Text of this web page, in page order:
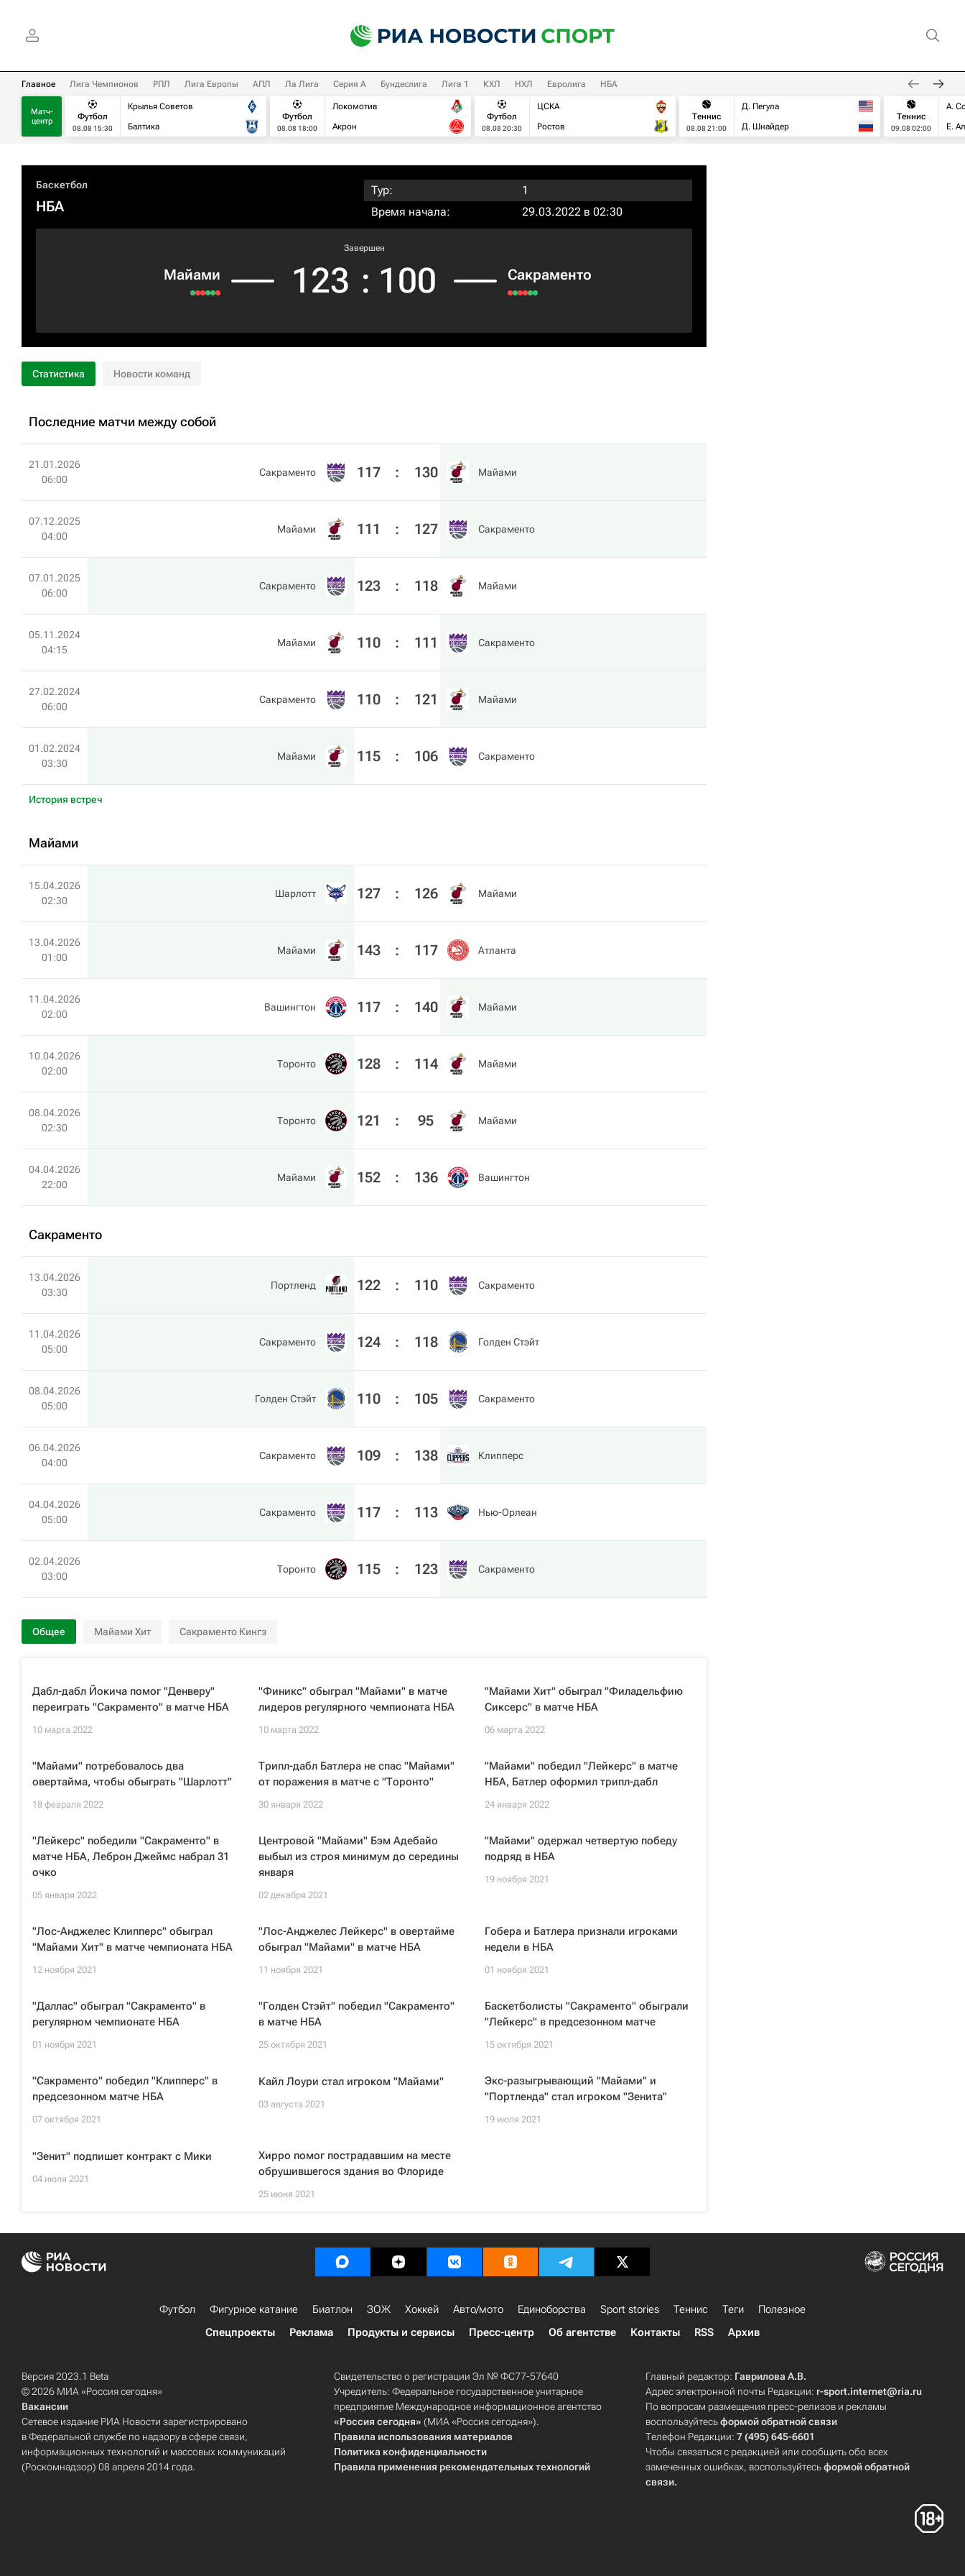
Главное Лига Чемпионов РПЛ Лига Европы АПЛ Ла Лига Серия А Бундеслига Лига 1 КХЛ НХЛ Евролига НБА
Матч-
центр
Футбол
08.08 15:30
Крылья Советов
Балтика
Футбол
08.08 18:00
Локомотив
Акрон
Футбол
08.08 20:30
ЦСКА
Ростов
Теннис
08.08 21:00
Д. Пегула
Д. Шнайдер
Теннис
09.08 02:00
А.
Е.
Баскетбол
НБА
Тур:
1
Время начала:
29.03.2022 в 02:30
Майами
Завершен
123 : 100 Сакраменто
Статистика Новости команд
Последние матчи между собой
21.01.2026
06:00
Сакраменто 117 : 130 Майами
07.12.2025
04:00
Майами 111 : 127 Сакраменто
07.01.2025
06:00
Сакраменто 123 : 118 Майами
05.11.2024
04:15
Майами 110 : 111 Сакраменто
27.02.2024
06:00
Сакраменто 110 : 121 Майами
01.02.2024
03:30
Майами 115 : 106 Сакраменто
История встреч
Майами
15.04.2026
02:30
Шарлотт 127 : 126 Майами
13.04.2026
01:00
Майами 143 : 117 Атланта
11.04.2026
02:00
Вашингтон 117 : 140 Майами
10.04.2026
02:00
Торонто 128 : 114 Майами
08.04.2026
02:30
Торонто 121 : 95 Майами
04.04.2026
22:00
Майами 152 : 136 Вашингтон
Сакраменто
13.04.2026
03:30
Портленд 122 : 110 Сакраменто
11.04.2026
05:00
Сакраменто 124 : 118 Голден Стэйт
08.04.2026
05:00
Голден Стэйт 110 : 105 Сакраменто
06.04.2026
04:00
Сакраменто 109 : 138 Клипперс
04.04.2026
05:00
Сакраменто 117 : 113 Нью-Орлеан
02.04.2026
03:00
Торонто 115 : 123 Сакраменто
Общее Майами Хит Сакраменто Кингз
Дабл-дабл Йокича помог "Денверу"
переиграть "Сакраменто" в матче НБА
10 марта 2022
"Финикс" обыграл "Майами" в матче
лидеров регулярного чемпионата НБА
10 марта 2022
"Майами Хит" обыграл "Филадельфию
Сиксерс" в матче НБА
06 марта 2022
"Майами" потребовалось два
овертайма, чтобы обыграть "Шарлотт"
18 февраля 2022
Трипл-дабл Батлера не спас "Майами"
от поражения в матче с "Торонто"
30 января 2022
"Майами" победил "Лейкерс" в матче
НБА, Батлер оформил трипл-дабл
24 января 2022
"Лейкерс" победили "Сакраменто" в
матче НБА, Леброн Джеймс набрал 31
очко
05 января 2022
Центровой "Майами" Бэм Адебайо
выбыл из строя минимум до середины
января
02 декабря 2021
"Майами" одержал четвертую победу
подряд в НБА
19 ноября 2021
"Лос-Анджелес Клипперс" обыграл
"Майами Хит" в матче чемпионата НБА
12 ноября 2021
"Лос-Анджелес Лейкерс" в овертайме
обыграл "Майами" в матче НБА
11 ноября 2021
Гобера и Батлера признали игроками
недели в НБА
01 ноября 2021
"Даллас" обыграл "Сакраменто" в
регулярном чемпионате НБА
01 ноября 2021
"Голден Стэйт" победил "Сакраменто"
в матче НБА
25 октября 2021
Баскетболисты "Сакраменто" обыграли
"Лейкерс" в предсезонном матче
15 октября 2021
"Сакраменто" победил "Клипперс" в
предсезонном матче НБА
07 октября 2021
Кайл Лоури стал игроком "Майами"
03 августа 2021
Экс-разыгрывающий "Майами" и
"Портленда" стал игроком "Зенита"
19 июля 2021
"Зенит" подпишет контракт с Мики
04 июля 2021
Хирро помог пострадавшим на месте
обрушившегося здания во Флориде
25 июня 2021
Футбол Фигурное катание Биатлон ЗОЖ Хоккей Авто/мото Единоборства Sport stories Теннис Теги
Полезное
Спецпроекты
Реклама Продукты и сервисы Пресс-центр Об агентстве Контакты RSS Архив
Версия 2023.1 Beta
© 2026 МИА «Россия сегодня»
Вакансии
Сетевое издание РИА Новости зарегистрировано
в Федеральной службе по надзору в сфере связи,
информационных технологий и массовых коммуникаций
(Роскомнадзор) 08 апреля 2014 года.
Свидетельство о регистрации Эл № ФС77-57640
Учредитель: Федеральное государственное унитарное
предприятие Международное информационное агентство
«Россия сегодня» (МИА «Россия сегодня»).
Правила использования материалов
Политика конфиденциальности
Правила применения рекомендательных технологий
Главный редактор: Гаврилова А.В.
Адрес электронной почты Редакции: r-sport.internet@ria.ru
По вопросам размещения пресс-релизов и рекламы
воспользуйтесьформой обратной связи
Телефон Редакции:7 (495) 645-6601
Чтобы связаться с редакцией или сообщить обо всех
замеченных ошибках, воспользуйтесьформой обратной
связи.